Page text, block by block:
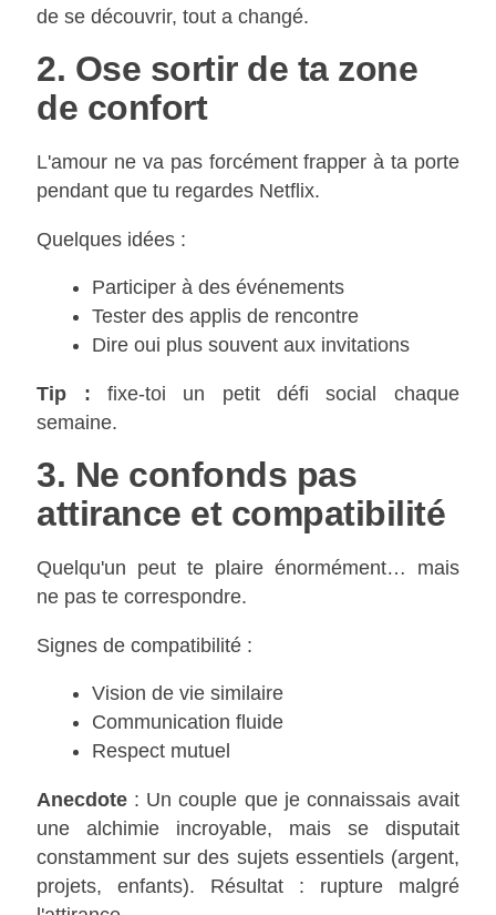
de se découvrir, tout a changé.
2. Ose sortir de ta zone
de confort
L'amour ne va pas forcément frapper à ta porte
pendant que tu regardes Netflix.
Quelques idées :
Participer à des événements
Tester des applis de rencontre
Dire oui plus souvent aux invitations
Tip : fixe-toi un petit défi social chaque
semaine.
3. Ne confonds pas
attirance et compatibilité
Quelqu'un peut te plaire énormément… mais
ne pas te correspondre.
Signes de compatibilité :
Vision de vie similaire
Communication fluide
Respect mutuel
Anecdote : Un couple que je connaissais avait
une alchimie incroyable, mais se disputait
constamment sur des sujets essentiels (argent,
projets, enfants). Résultat : rupture malgré